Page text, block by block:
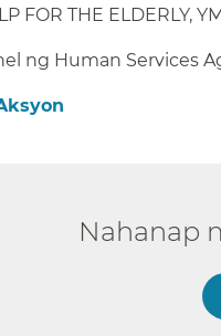
FOR THE ELDERLY,
ng Human Services
Nahanap